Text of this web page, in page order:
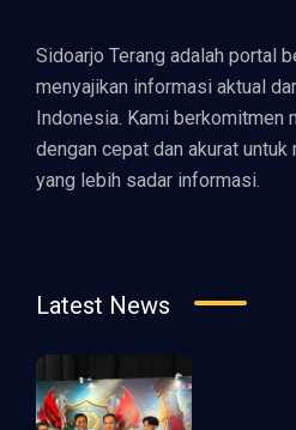
Sidoarjo Terang adalah portal
menyajikan informasi aktual
Indonesia. Kami berkomitmen
dengan cepat dan akurat
yang lebih sadar informasi.
Latest News